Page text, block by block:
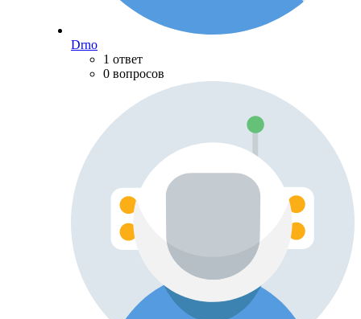
Drno
1 ответ
0 вопросов